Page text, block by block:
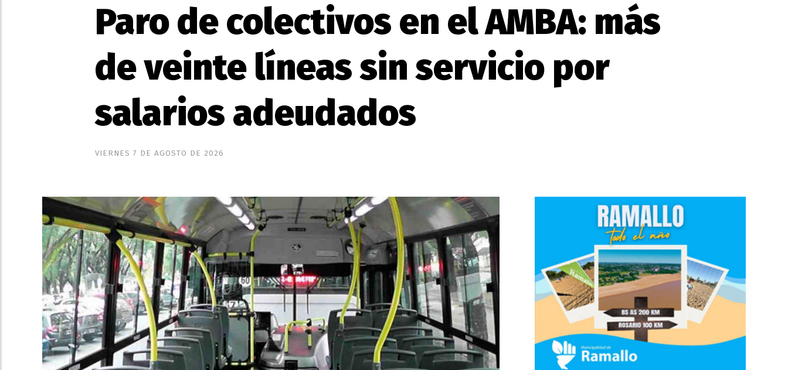
Paro de colectivos en el AMBA: más
de veinte líneas sin servicio por
salarios adeudados
VIERNES 7 DE AGOSTO DE 2026